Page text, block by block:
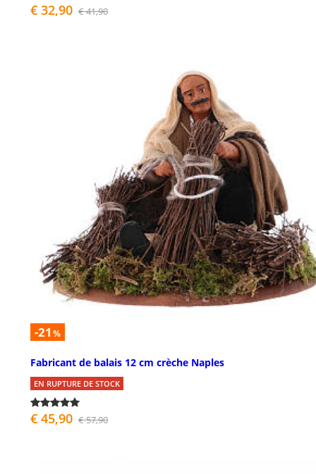
€ 32,90 € 41,90
-21 %
Fabricant de balais 12 cm crèche Naples
EN RUPTURE DE STOCK
€ 45,90 € 57,90